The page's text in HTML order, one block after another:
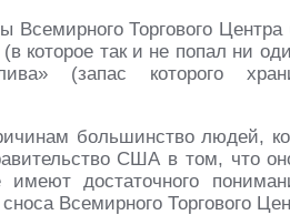
Всемирного Торгового
которое так и не попал ни
(запас которого
большинство людей,
США в том, что
достаточного
Всемирного Торгового